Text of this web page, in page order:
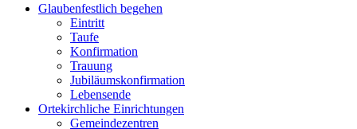
Glaubenfestlich begehen
Eintritt
Taufe
Konfirmation
Trauung
Jubiläumskonfirmation
Lebensende
Ortekirchliche Einrichtungen
Gemeindezentren